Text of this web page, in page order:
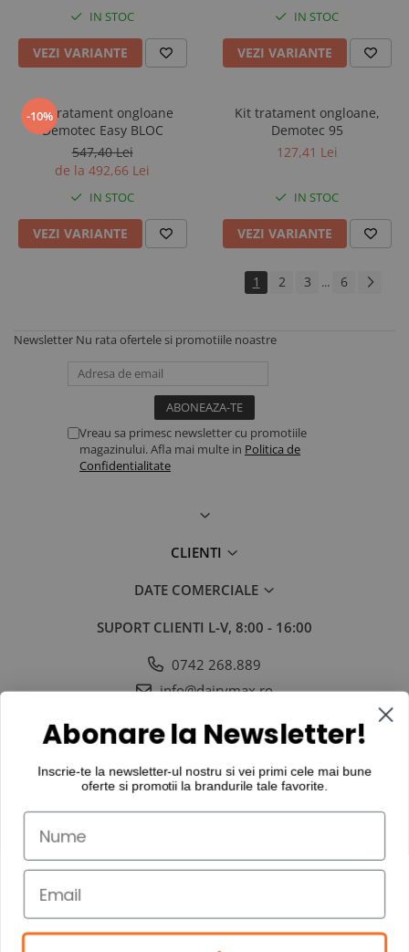
IN STOC
VEZI VARIANTE
IN STOC
VEZI VARIANTE
-10%
Kit tratament ongloane
Demotec Easy BLOC
547,40 Lei
de la 492,66 Lei
IN STOC
VEZI VARIANTE
Kit tratament ongloane,
Demotec 95
127,41 Lei
IN STOC
VEZI VARIANTE
1 2 3 ... 6
Newsletter Nu rata ofertele si promotiile noastre
Vreau sa primesc newsletter cu promotiile
magazinului. Afla mai multe in Politica de
Confidentialitate
CLIENTI
DATE COMERCIALE
SUPORT CLIENTI L-V, 8:00 - 16:00
0742 268.889
info@dairymax.ro
©Copyright Dairy MAX International SRL 2026
Abonare la Newsletter!
Inscrie-te la newsletter-ul nostru si vei primi cele mai bune
oferte si promotii la brandurile tale favorite.